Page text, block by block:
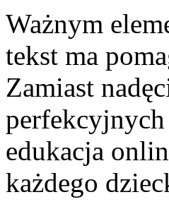
Ważnym
tekst ma
Zamiast
perfekcyjnych
edukacja
każdego